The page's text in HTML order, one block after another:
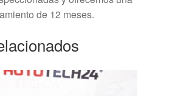
de 12 meses.